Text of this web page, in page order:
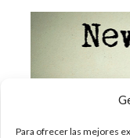
Para ofrecer las mejores